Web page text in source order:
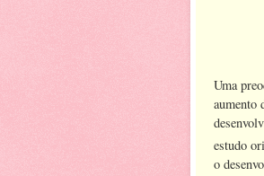
Uma
aumento
estudo
o